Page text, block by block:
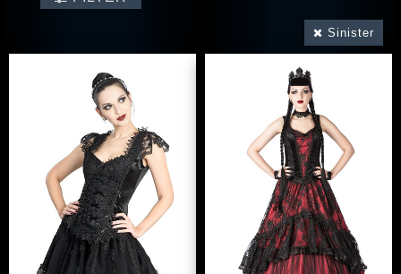
Sinister